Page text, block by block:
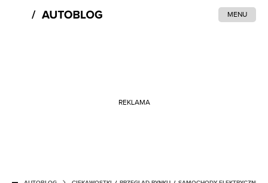
MENU
REKLAMA